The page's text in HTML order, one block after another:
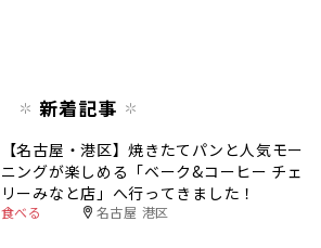
新着記事
【名古屋・港区】焼きたてパンと人気モー
ニングが楽しめる「ベーク&コーヒー チェ
リーみなと店」へ行ってきました！
食べる 名古屋 港区